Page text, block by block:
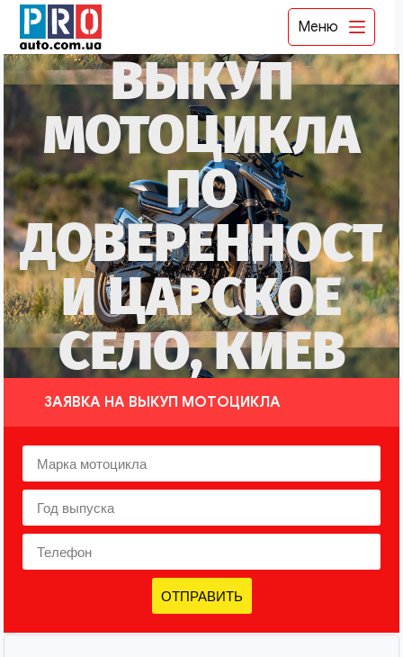
Меню
ВЫКУП
МОТОЦИКЛА
ПО
ДОВЕРЕННОСТ
И ЦАРСКОЕ
СЕЛО, КИЕВ
ЗАЯВКА НА ВЫКУП МОТОЦИКЛА
ОТПРАВИТЬ